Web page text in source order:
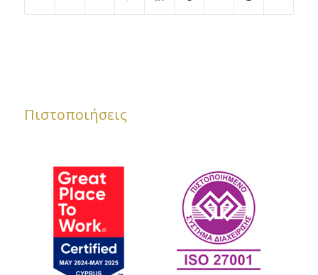
Πιστοποιήσεις